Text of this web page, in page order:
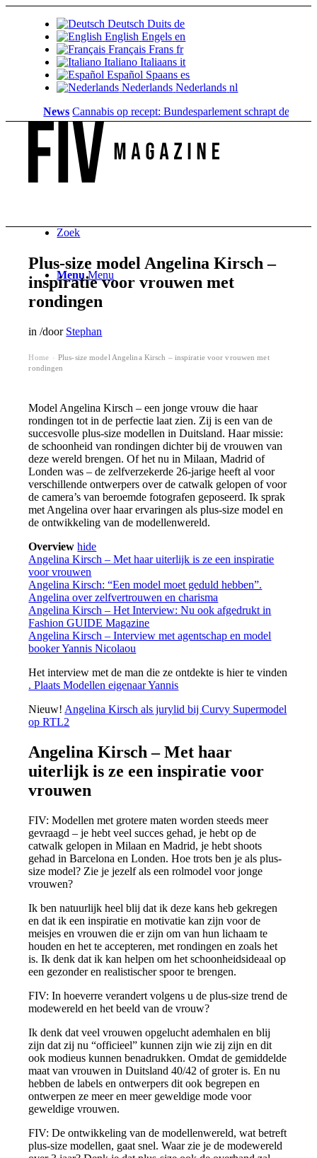
Deutsch Duits de
English Engels en
Français Frans fr
Italiano Italiaans it
Español Spaans es
Nederlands Nederlands nl
News Cannabis op recept: Bundesparlement schrapt de dekking...
Zoek
Menu Menu
Plus-size model Angelina Kirsch –
inspiratie voor vrouwen met
rondingen
in/door Stephan
Home
Plus-size model Angelina Kirsch – inspiratie voor vrouwen met
rondingen
Model Angelina Kirsch – een jonge vrouw die haar
rondingen tot in de perfectie laat zien. Zij is een van de
succesvolle plus-size modellen in Duitsland. Haar missie:
de schoonheid van rondingen dichter bij de vrouwen van
deze wereld brengen. Of het nu in Milaan, Madrid of
Londen was – de zelfverzekerde 26-jarige heeft al voor
verschillende ontwerpers over de catwalk gelopen of voor
de camera’s van beroemde fotografen geposeerd. Ik sprak
met Angelina over haar ervaringen als plus-size model en
de ontwikkeling van de modellenwereld.
Overview hide
Angelina Kirsch – Met haar uiterlijk is ze een inspiratie
voor vrouwen
Angelina Kirsch: “Een model moet geduld hebben”.
Angelina over zelfvertrouwen en charisma
Angelina Kirsch – Het Interview: Nu ook afgedrukt in
Fashion GUIDE Magazine
Angelina Kirsch – Interview met agentschap en model
booker Yannis Nicolaou
Het interview met de man die ze ontdekte is hier te vinden
. Plaats Modellen eigenaar Yannis
Nieuw! Angelina Kirsch als jurylid bij Curvy Supermodel
op RTL2
Angelina Kirsch – Met haar
uiterlijk is ze een inspiratie voor
vrouwen
FIV: Modellen met grotere maten worden steeds meer
gevraagd – je hebt veel succes gehad, je hebt op de
catwalk gelopen in Milaan en Madrid, je hebt shoots
gehad in Barcelona en Londen. Hoe trots ben je als plus-
size model? Zie je jezelf als een rolmodel voor jonge
vrouwen?
Ik ben natuurlijk heel blij dat ik deze kans heb gekregen
en dat ik een inspiratie en motivatie kan zijn voor de
meisjes en vrouwen die er zijn om van hun lichaam te
houden en het te accepteren, met rondingen en zoals het
is. Ik denk dat ik kan helpen om het schoonheidsideaal op
een gezonder en realistischer spoor te brengen.
FIV: In hoeverre verandert volgens u de plus-size trend de
modewereld en het beeld van de vrouw?
Ik denk dat veel vrouwen opgelucht ademhalen en blij
zijn dat zij nu “officieel” kunnen zijn wie zij zijn en dit
ook modieus kunnen benadrukken. Omdat de gemiddelde
maat van vrouwen in Duitsland 40/42 of groter is. En nu
hebben de labels en ontwerpers dit ook begrepen en
ontwerpen ze meer en meer geweldige mode voor
geweldige vrouwen.
FIV: De ontwikkeling van de modellenwereld, wat betreft
plus-size modellen, gaat snel. Waar zie je de modewereld